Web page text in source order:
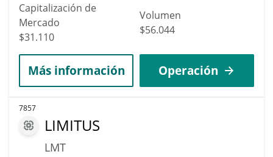
Capitalización de
Mercado
$31.110
Volumen
$56.044
Más información Operación
7857
LIMITUS
LMT